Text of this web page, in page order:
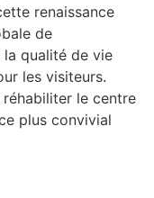
renaissance
de
la qualité de vie
les visiteurs.
le centre
plus convivial